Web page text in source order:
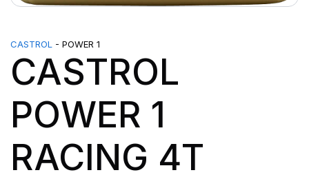
CASTROL - POWER 1
CASTROL
POWER 1
RACING 4T